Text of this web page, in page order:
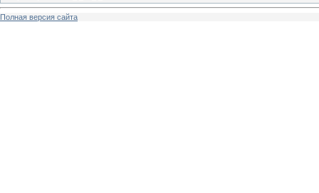
Полная версия сайта